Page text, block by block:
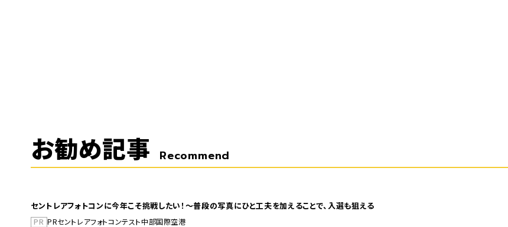
お勧め記事 Recommend
セントレアフォトコンに今年こそ挑戦したい！～普段の写真にひと工夫を加えることで、入選も狙える
PR PRセントレアフォトコンテスト中部国際空港